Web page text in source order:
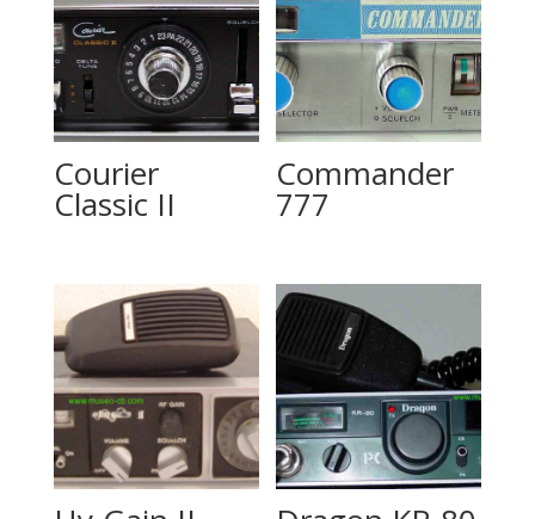
Courier
Classic II
Commander
777